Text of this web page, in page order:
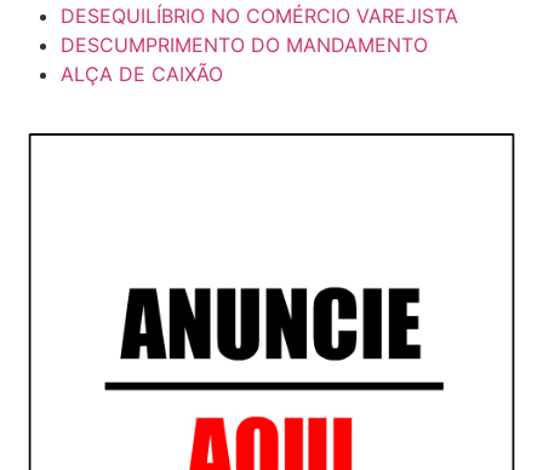
DESEQUILÍBRIO NO COMÉRCIO VAREJISTA
DESCUMPRIMENTO DO MANDAMENTO
ALÇA DE CAIXÃO